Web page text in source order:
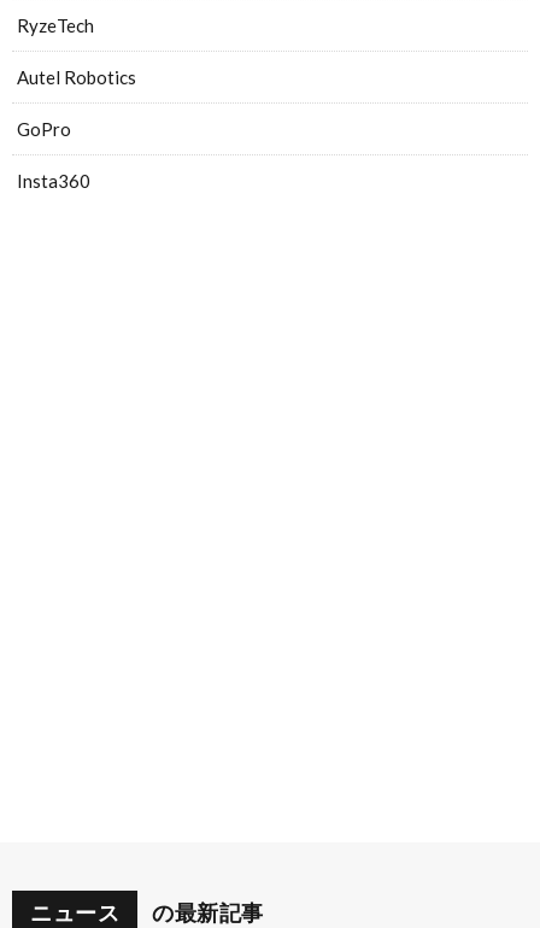
RyzeTech
Autel Robotics
GoPro
Insta360
ニュース の最新記事